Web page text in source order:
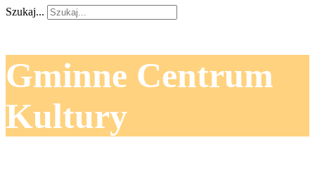
Szukaj...
Gminne Centrum
Kultury